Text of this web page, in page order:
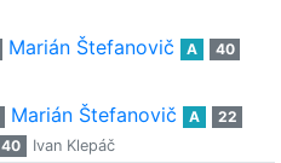
Marián Štefanovič A
40
Marián Štefanovič A
22
40 Ivan Klepáč